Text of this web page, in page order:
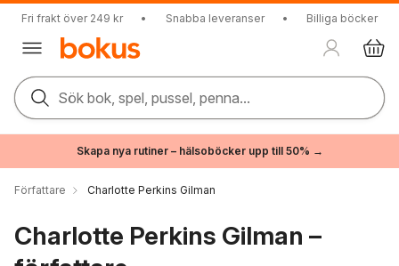
Fri frakt över 249 kr • Snabba leveranser • Billiga böcker
Sök bok, spel, pussel, penna...
Skapa nya rutiner – hälsoböcker upp till 50% →
Författare Charlotte Perkins Gilman
Charlotte Perkins Gilman –